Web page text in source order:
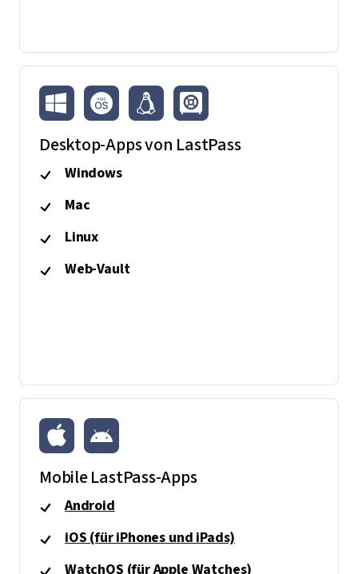
Desktop-Apps von LastPass
Windows
Mac
Linux
Web-Vault
Mobile LastPass-Apps
Android
iOS (für iPhones und iPads)
WatchOS (für Apple Watches)